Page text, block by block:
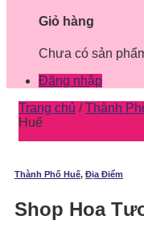
Giỏ hàng
Chưa có sản
Đăng nhập
Trang chủ / Thành
Huế
Thành Phố Huế, Địa Điểm
Shop Hoa